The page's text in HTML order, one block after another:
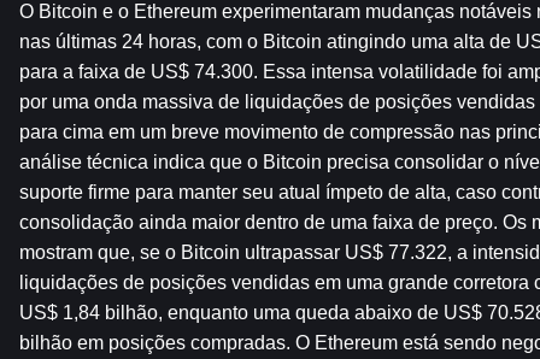
O Bitcoin e o Ethereum experimentaram mudanças notáveis
nas últimas 24 horas, com o Bitcoin atingindo uma alta de
para a faixa de US$ 74.300. Essa intensa volatilidade foi
por uma onda massiva de liquidações de posições
para cima em um breve movimento de compressão nas
análise técnica indica que o Bitcoin precisa consolidar o
suporte firme para manter seu atual ímpeto de alta, caso
consolidação ainda maior dentro de uma faixa de preço. Os
mostram que, se o Bitcoin ultrapassar US$ 77.322, a
liquidações de posições vendidas em uma grande
US$ 1,84 bilhão, enquanto uma queda abaixo de US$
bilhão em posições compradas. O Ethereum está sendo